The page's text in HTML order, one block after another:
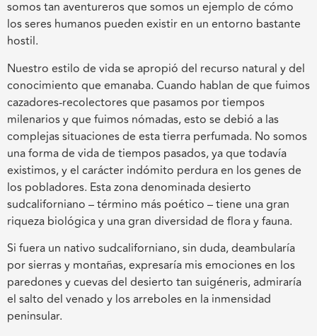
somos tan aventureros que somos un ejemplo de cómo
los seres humanos pueden existir en un entorno bastante
hostil.
Nuestro estilo de vida se apropió del recurso natural y del
conocimiento que emanaba. Cuando hablan de que fuimos
cazadores-recolectores que pasamos por tiempos
milenarios y que fuimos nómadas, esto se debió a las
complejas situaciones de esta tierra perfumada. No somos
una forma de vida de tiempos pasados, ya que todavía
existimos, y el carácter indómito perdura en los genes de
los pobladores. Esta zona denominada desierto
sudcaliforniano – término más poético – tiene una gran
riqueza biológica y una gran diversidad de flora y fauna.
Si fuera un nativo sudcaliforniano, sin duda, deambularía
por sierras y montañas, expresaría mis emociones en los
paredones y cuevas del desierto tan suigéneris, admiraría
el salto del venado y los arreboles en la inmensidad
peninsular.